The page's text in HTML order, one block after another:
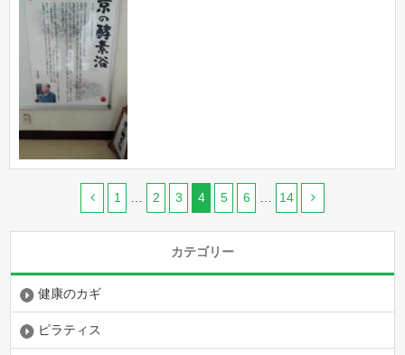
1 … 2 3 4 5 6 … 14
カテゴリー
健康のカギ
ピラティス